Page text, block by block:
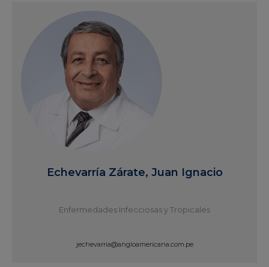
Echevarría Zárate, Juan Ignacio
Enfermedades Infecciosas y Tropicales
jechevarria@angloamericana.com.pe